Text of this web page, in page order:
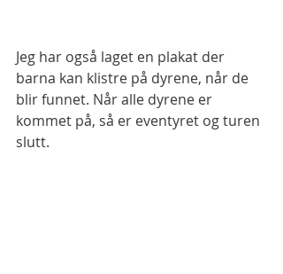
Jeg har også laget en plakat der
barna kan klistre på dyrene, når de
blir funnet. Når alle dyrene er
kommet på, så er eventyret og turen
slutt.